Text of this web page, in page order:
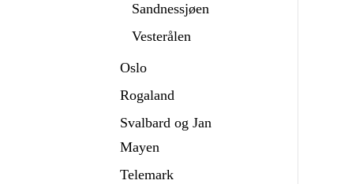
Sandnessjøen
Vesterålen
Oslo
Rogaland
Svalbard og Jan
Mayen
Telemark